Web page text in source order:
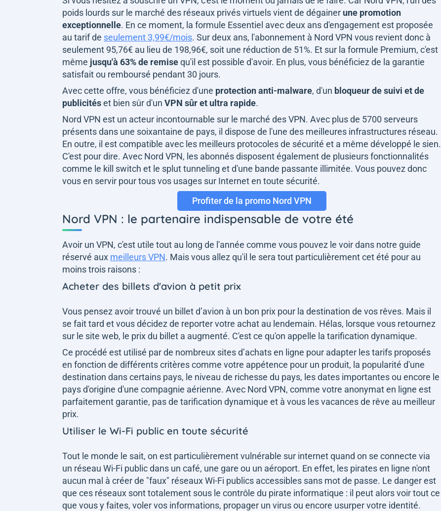
poids lourds sur le marché des réseaux privés virtuels vient de dégainer une promotion
exceptionnelle. En ce moment, la formule Essentiel avec deux ans d'engagement est proposée
au tarif de seulement 3,99€/mois. Sur deux ans, l'abonnement à Nord VPN vous revient donc à
seulement 95,76€ au lieu de 198,96€, soit une réduction de 51%. Et sur la formule Premium, c'est
même jusqu'à 63% de remisequ'il est possible d'avoir. En plus, vous bénéficiez de la garantie
satisfait ou remboursé pendant 30 jours.
Avec cette offre, vous bénéficiez d'une protection anti-malware, d'un bloqueur de suivi et de
publicitéset bien sûr d'un VPN sûr et ultra rapide.
Nord VPN est un acteur incontournable sur le marché des VPN. Avec plus de 5700 serveurs
présents dans une soixantaine de pays, il dispose de l'une des meilleures infrastructures réseau.
En outre, il est compatible avec les meilleurs protocoles de sécurité et a même développé le sien.
C'est pour dire. Avec Nord VPN, les abonnés disposent également de plusieurs fonctionnalités
comme le kill switch et le splut tunneling et d'une bande passante illimitée. Vous pouvez donc
vous en servir pour tous vos usages sur Internet en toute sécurité.
Profiter de la promo Nord VPN
Nord VPN : le partenaire indispensable de votre été
Avoir un VPN, c'est utile tout au long de l'année comme vous pouvez le voir dans notre guide
réservé aux meilleurs VPN. Mais vous allez qu'il le sera tout particulièrement cet été pour au
moins trois raisons :
Acheter des billets d'avion à petit prix
Vous pensez avoir trouvé un billet d’avion à un bon prix pour la destination de vos rêves. Mais il
se fait tard et vous décidez de reporter votre achat au lendemain. Hélas, lorsque vous retournez
sur le site web, le prix du billet a augmenté. C'est ce qu'on appelle la tarification dynamique.
Ce procédé est utilisé par de nombreux sites d’achats en ligne pour adapter les tarifs proposés
en fonction de différents critères comme votre appétence pour un produit, la popularité d'une
destination dans certains pays, le niveau de richesse du pays, les dates importantes ou encore le
pays d'origine d'une compagnie aérienne. Avec Nord VPN, comme votre anonymat en ligne est
parfaitement garantie, pas de tarification dynamique et à vous les vacances de rêve au meilleur
prix.
Utiliser le Wi-Fi public en toute sécurité
Tout le monde le sait, on est particulièrement vulnérable sur internet quand on se connecte via
un réseau Wi-Fi public dans un café, une gare ou un aéroport. En effet, les pirates en ligne n'ont
aucun mal à créer de "faux" réseaux Wi-Fi publics accessibles sans mot de passe. Le danger est
que ces réseaux sont totalement sous le contrôle du pirate informatique : il peut alors voir tout ce
que vous y faites, voler vos informations, propager un virus ou encore usurper votre identité.